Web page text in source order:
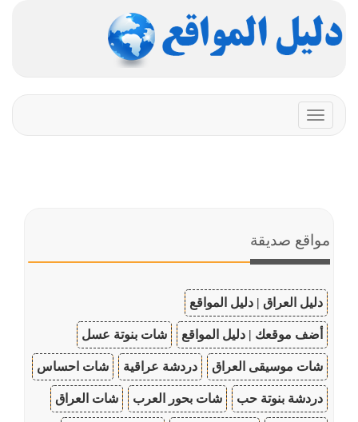
Toggle
navigation
مواقع صديقة
دليل العراق | دليل المواقع
أضف موقعك | دليل المواقع شات بنوتة عسل
شات موسيقى العراق دردشة عراقية شات احساس
دردشة بنوتة حب شات بحور العرب شات العراق